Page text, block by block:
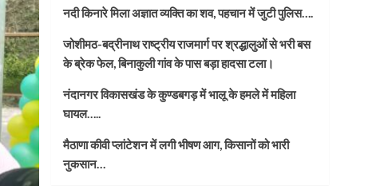
नदी किनारे मिला अज्ञात व्यक्ति का शव, पहचान में जुटी पुलिस….
जोशीमठ-बद्रीनाथ राष्ट्रीय राजमार्ग पर श्रद्धालुओं से भरी बस
के ब्रेक फेल, बिनाकुली गांव के पास बड़ा हादसा टला।
नंदानगर विकासखंड के कुण्डबगड़ में भालू के हमले में महिला
घायल…..
मैठाणा कीवी प्लांटेशन में लगी भीषण आग, किसानों को भारी
नुकसान…